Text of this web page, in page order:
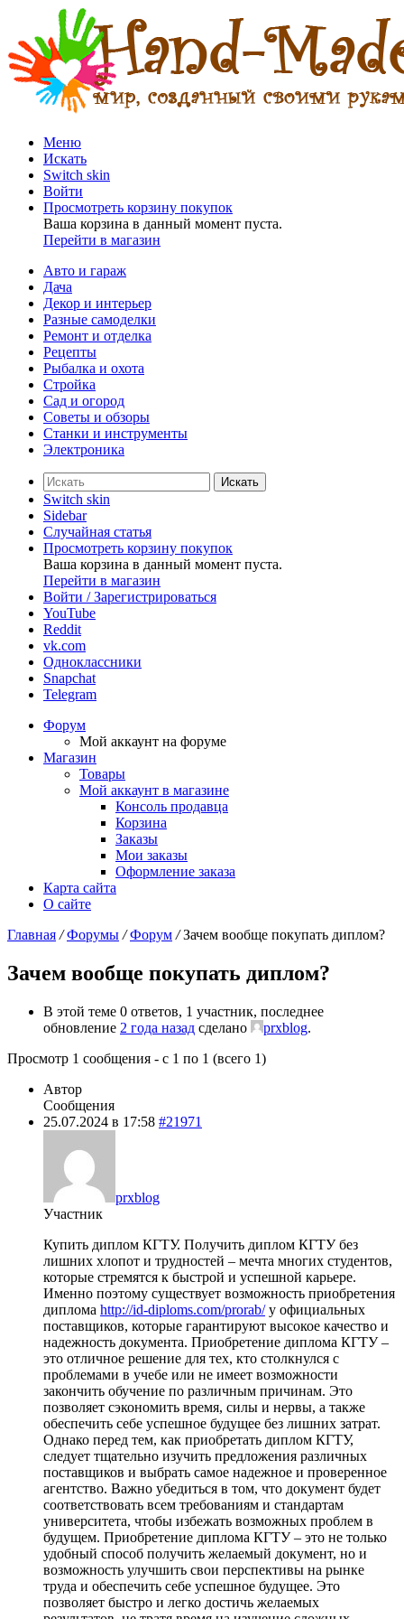
Меню
Искать
Switch skin
Войти
Просмотреть корзину покупок
Ваша корзина в данный момент пуста.
Перейти в магазин
Авто и гараж
Дача
Декор и интерьер
Разные самоделки
Ремонт и отделка
Рецепты
Рыбалка и охота
Стройка
Сад и огород
Советы и обзоры
Станки и инструменты
Электроника
Искать
Switch skin
Sidebar
Случайная статья
Просмотреть корзину покупок
Ваша корзина в данный момент пуста.
Перейти в магазин
Войти / Зарегистрироваться
YouTube
Reddit
vk.com
Одноклассники
Snapchat
Telegram
Форум
Мой аккаунт на форуме
Магазин
Товары
Мой аккаунт в магазине
Консоль продавца
Корзина
Заказы
Мои заказы
Оформление заказа
Карта сайта
О сайте
Главная / Форумы / Форум / Зачем вообще покупать диплом?
Зачем вообще покупать диплом?
В этой теме 0 ответов, 1 участник, последнее
обновление 2 года назад сделано prxblog.
Просмотр 1 сообщения - с 1 по 1 (всего 1)
Автор
Сообщения
25.07.2024 в 17:58 #21971
prxblog
Участник
Купить диплом КГТУ. Получить диплом КГТУ без
лишних хлопот и трудностей – мечта многих студентов,
которые стремятся к быстрой и успешной карьере.
Именно поэтому существует возможность приобретения
диплома http://id-diploms.com/prorab/у официальных
поставщиков, которые гарантируют высокое качество и
надежность документа. Приобретение диплома КГТУ –
это отличное решение для тех, кто столкнулся с
проблемами в учебе или не имеет возможности
закончить обучение по различным причинам. Это
позволяет сэкономить время, силы и нервы, а также
обеспечить себе успешное будущее без лишних затрат.
Однако перед тем, как приобретать диплом КГТУ,
следует тщательно изучить предложения различных
поставщиков и выбрать самое надежное и проверенное
агентство. Важно убедиться в том, что документ будет
соответствовать всем требованиям и стандартам
университета, чтобы избежать возможных проблем в
будущем. Приобретение диплома КГТУ – это не только
удобный способ получить желаемый документ, но и
возможность улучшить свои перспективы на рынке
труда и обеспечить себе успешное будущее. Это
позволяет быстро и легко достичь желаемых